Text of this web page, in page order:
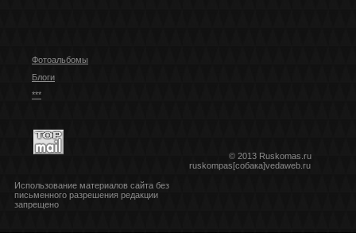
Фотоальбомы
Блоги
***
© 2013 Ruskomas.ru
ruskompas[собака]vedaweb.ru
Использование материалов сайта без
письменного разрешения редакции
запрещено